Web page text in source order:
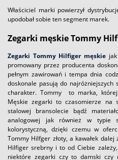
Właściciel marki powierzył
upodobał sobie ten segment marek.
Zegarki męskie Tommy
Zegarki Tommy Hilfiger męskie
promowany przez producenta
pełnym zawirowań i tempa dnia
doskonale pasują do najróżniejszych
charakter. Tommy to marka,
Męskie zegarki to czasomierze na
stalowej bransolecie bądź
analogowej jak również w typie
kolorystyczną, dzięki czemu w
Tommy Hilfger złoty, a kawałek
Hilfiger srebrny i to od Ciebie
niektóre zegarki czy to damski czy